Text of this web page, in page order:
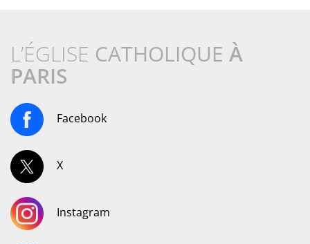
L’ÉGLISE CATHOLIQUE À
PARIS
Facebook
X
Instagram